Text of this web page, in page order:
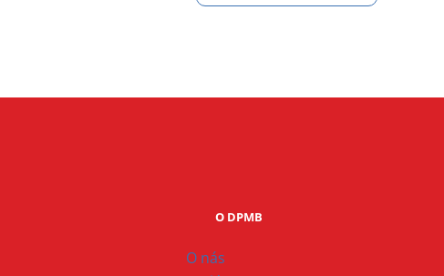
O DPMB
O nás